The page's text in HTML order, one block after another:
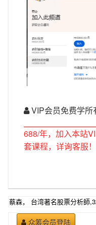
VIP会员免费学所
688/年，加入本站
套课程，详询客服！
蔡森， 台湾著名股票分析師
众筹会员登陆